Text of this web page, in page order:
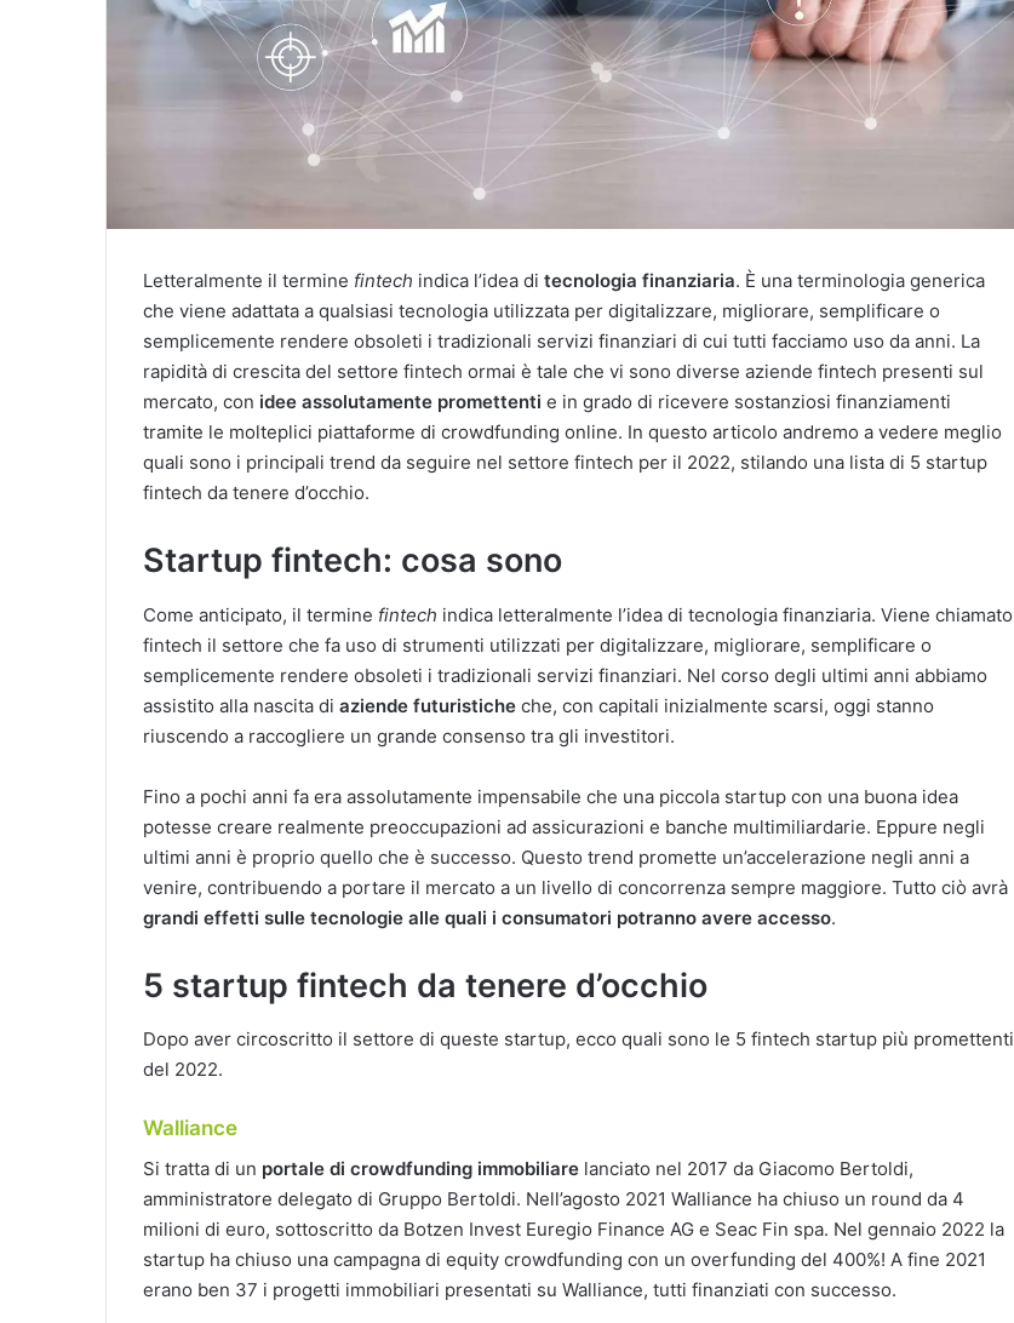
Letteralmente il termine fintech indica l’idea di tecnologia finanziaria. È una terminologia generica
che viene adattata a qualsiasi tecnologia utilizzata per digitalizzare, migliorare, semplificare o
semplicemente rendere obsoleti i tradizionali servizi finanziari di cui tutti facciamo uso da anni. La
rapidità di crescita del settore fintech ormai è tale che vi sono diverse aziende fintech presenti sul
mercato, con idee assolutamente promettenti e in grado di ricevere sostanziosi finanziamenti
tramite le molteplici piattaforme di crowdfunding online. In questo articolo andremo a vedere meglio
quali sono i principali trend da seguire nel settore fintech per il 2022, stilando una lista di 5 startup
fintech da tenere d’occhio.
Startup fintech: cosa sono
Come anticipato, il termine fintech indica letteralmente l’idea di tecnologia finanziaria. Viene chiamato
fintech il settore che fa uso di strumenti utilizzati per digitalizzare, migliorare, semplificare o
semplicemente rendere obsoleti i tradizionali servizi finanziari. Nel corso degli ultimi anni abbiamo
assistito alla nascita di aziende futuristiche che, con capitali inizialmente scarsi, oggi stanno
riuscendo a raccogliere un grande consenso tra gli investitori.
Fino a pochi anni fa era assolutamente impensabile che una piccola startup con una buona idea
potesse creare realmente preoccupazioni ad assicurazioni e banche multimiliardarie. Eppure negli
ultimi anni è proprio quello che è successo. Questo trend promette un’accelerazione negli anni a
venire, contribuendo a portare il mercato a un livello di concorrenza sempre maggiore. Tutto ciò avrà
grandi effetti sulle tecnologie alle quali i consumatori potranno avere accesso.
5 startup fintech da tenere d’occhio
Dopo aver circoscritto il settore di queste startup, ecco quali sono le 5 fintech startup più promettenti
del 2022.
Walliance
Si tratta di un portale di crowdfunding immobiliare lanciato nel 2017 da Giacomo Bertoldi,
amministratore delegato di Gruppo Bertoldi. Nell’agosto 2021 Walliance ha chiuso un round da 4
milioni di euro, sottoscritto da Botzen Invest Euregio Finance AG e Seac Fin spa. Nel gennaio 2022 la
startup ha chiuso una campagna di equity crowdfunding con un overfunding del 400%! A fine 2021
erano ben 37 i progetti immobiliari presentati su Walliance, tutti finanziati con successo.